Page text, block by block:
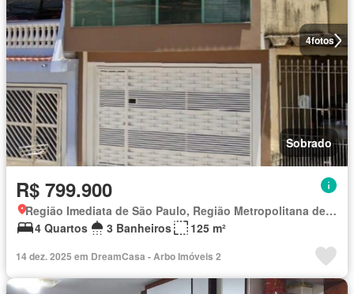
4fotos
Sobrado
R$ 799.900
Região Imediata de São Paulo, Região Metropolitana de São Paulo
4 Quartos
3 Banheiros 125 m²
14 dez. 2025 em DreamCasa - Arbo Imóveis 2